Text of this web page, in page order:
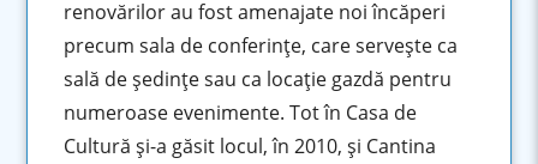
renovărilor au fost amenajate noi încăperi
precum sala de conferinţe, care serveşte ca
sală de şedinţe sau ca locaţie gazdă pentru
numeroase evenimente. Tot în Casa de
Cultură şi-a găsit locul, în 2010, şi Cantina